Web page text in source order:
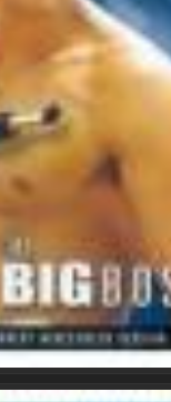
Смотреть онлайн: